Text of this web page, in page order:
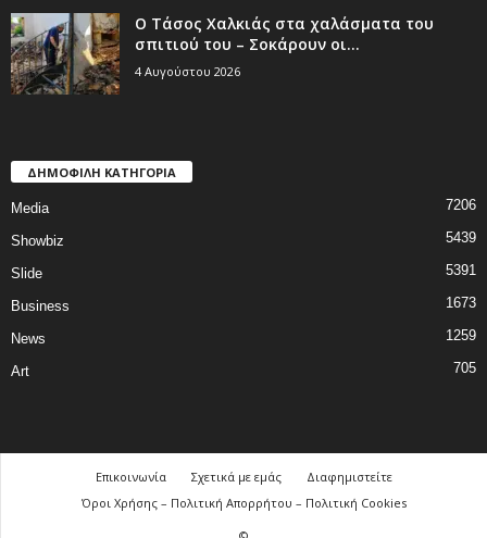
Ο Τάσος Χαλκιάς στα χαλάσματα του
σπιτιού του – Σοκάρουν οι...
4 Αυγούστου 2026
ΔΗΜΟΦΙΛΗ ΚΑΤΗΓΟΡΙΑ
Media 7206
Showbiz 5439
Slide 5391
Business 1673
News 1259
Art 705
Επικοινωνία Σχετικά με εμάς
Διαφημιστείτε
Όροι Χρήσης – Πολιτική Απορρήτου – Πολιτική Cookies